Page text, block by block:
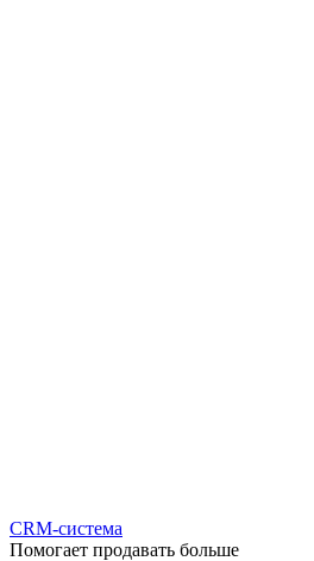
CRM-система
Помогает продавать больше